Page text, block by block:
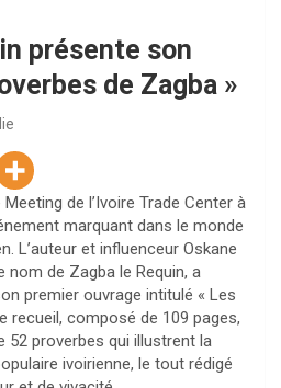
présente son
de Zagba »
de l’Ivoire Trade Center à
marquant dans le monde
L’auteur et influenceur Oskane
nom de Zagba le Requin, a
premier ouvrage intitulé « Les
recueil, composé de 109 pages,
52 proverbes qui illustrent la
ivoirienne, le tout rédigé